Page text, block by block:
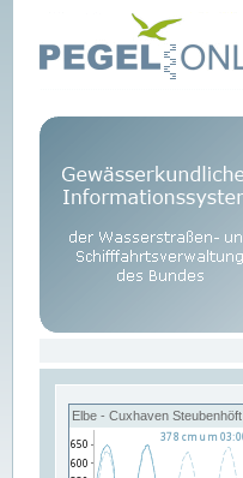
Elbe - Cuxhaven Steubenhöft